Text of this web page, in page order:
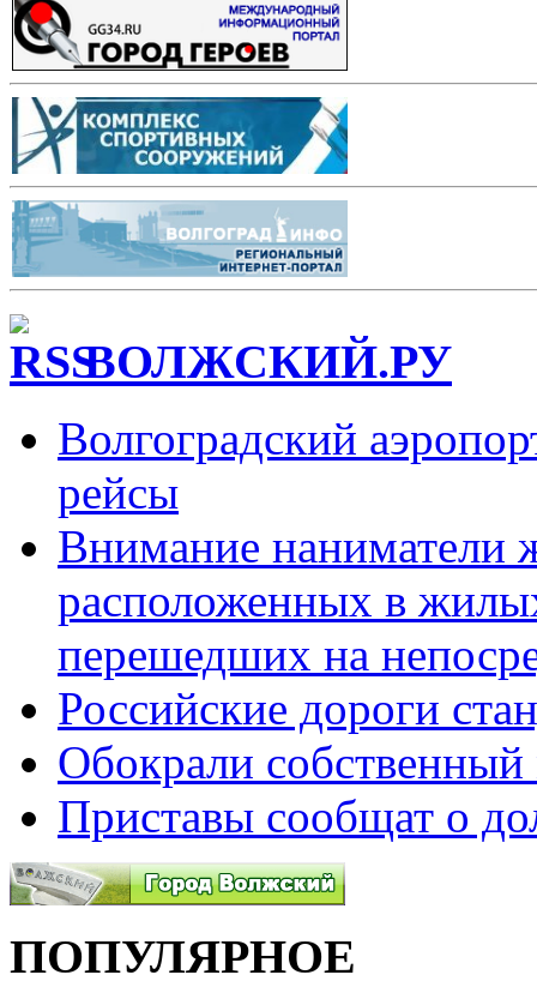
ВОЛЖСКИЙ.РУ
Волгоградский
рейсы
Внимание
расположенных в
перешедших на
Российские дороги
Обокрали собственный
Приставы сообщат о
ПОПУЛЯРНОЕ